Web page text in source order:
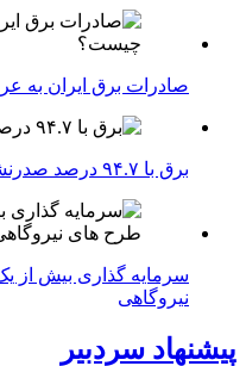
صادرات برق ایران
برق با ۹۴.۷ درصد صدرنشین تورم تابستانی!
سرمایه گذاری بیش از
نیروگاهی
پیشنهاد سردبیر